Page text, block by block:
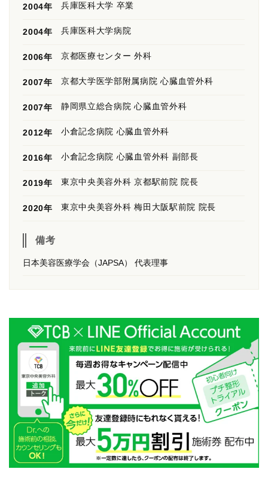
2004年 兵庫医科大学 卒業
2004年 兵庫医科大学病院
2006年 京都医療センター 外科
2007年 京都大学医学部附属病院 心臓血管外科
2007年 静岡県立総合病院 心臓血管外科
2012年 小倉記念病院 心臓血管外科
2016年 小倉記念病院 心臓血管外科 副部長
2019年 東京中央美容外科 京都駅前院 院長
2020年 東京中央美容外科 梅田大阪駅前院 院長
備考
日本美容医療学会（JAPSA） 代表理事